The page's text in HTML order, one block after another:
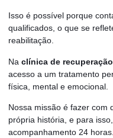
Isso é possível porque
qualificados, o que se
reabilitação.
Na clínica de
acesso a um tratamento
física, mental e emocional.
Nossa missão é fazer com
própria história, e para
acompanhamento 24 horas.